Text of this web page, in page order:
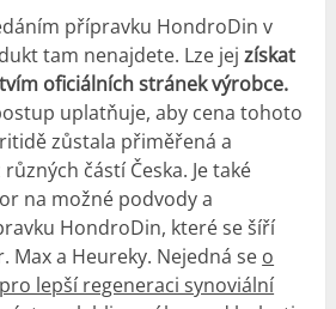
přípravku HondroDin v
tam nenajdete. Lze jejzískat
oficiálních stránek výrobce.
uplatňuje, aby cena tohoto
zůstala přiměřená a
částí Česka. Je také
na možné podvody a
HondroDin, které se šíří
a Heureky. Nejedná se o
lepší regeneraci synoviální